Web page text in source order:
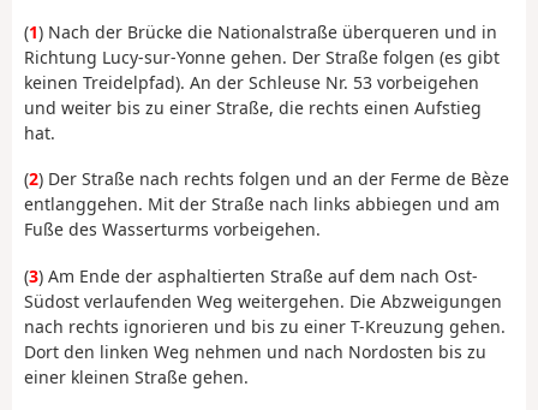
(1) Nach der Brücke die Nationalstraße überqueren und in
Richtung Lucy-sur-Yonne gehen. Der Straße folgen (es gibt
keinen Treidelpfad). An der Schleuse Nr. 53 vorbeigehen
und weiter bis zu einer Straße, die rechts einen Aufstieg
hat.
(2) Der Straße nach rechts folgen und an der Ferme de Bèze
entlanggehen. Mit der Straße nach links abbiegen und am
Fuße des Wasserturms vorbeigehen.
(3) Am Ende der asphaltierten Straße auf dem nach Ost-
Südost verlaufenden Weg weitergehen. Die Abzweigungen
nach rechts ignorieren und bis zu einer T-Kreuzung gehen.
Dort den linken Weg nehmen und nach Nordosten bis zu
einer kleinen Straße gehen.